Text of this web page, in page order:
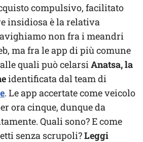
compulsivo, facilitato
insidiosa è la relativa
non fra i meandri
ma fra le app di più comune
quali può celarsi Anatsa, la
identificata dal team di
. Le app accertate come veicolo
ora cinque, dunque da
Quali sono? E come
senza scrupoli?Leggi